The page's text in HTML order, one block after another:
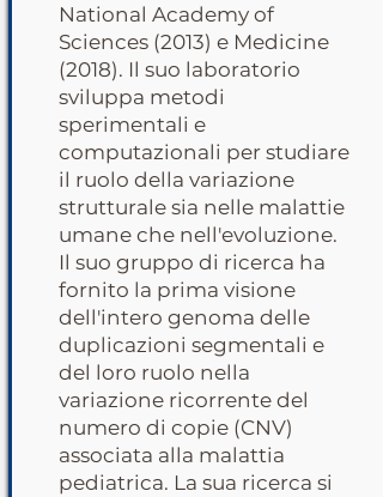
National Academy of
Sciences (2013) e Medicine
(2018). Il suo laboratorio
sviluppa metodi
sperimentali e
computazionali per studiare
il ruolo della variazione
strutturale sia nelle malattie
umane che nell'evoluzione.
Il suo gruppo di ricerca ha
fornito la prima visione
dell'intero genoma delle
duplicazioni segmentali e
del loro ruolo nella
variazione ricorrente del
numero di copie (CNV)
associata alla malattia
pediatrica. La sua ricerca si